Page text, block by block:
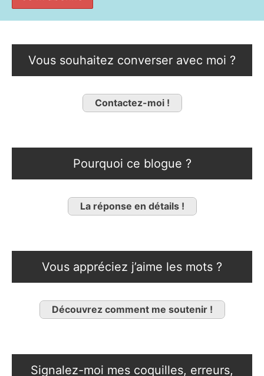
Vous souhaitez converser avec moi ?
Contactez-moi !
Pourquoi ce blogue ?
La réponse en détails !
Vous appréciez j’aime les mots ?
Découvrez comment me soutenir !
Signalez-moi mes coquilles, erreurs,